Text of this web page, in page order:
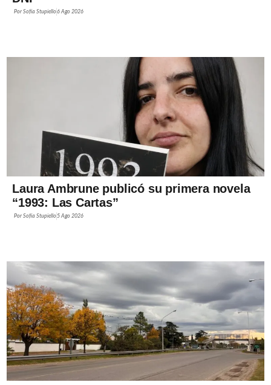
PorSofía Stupiello6 Ago 2026
Laura Ambrune publicó su primera novela
“1993: Las Cartas”
PorSofía Stupiello5 Ago 2026